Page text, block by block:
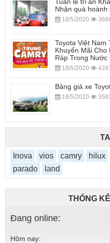
Nhận quà hoành
18/5/2020
Toyota Việt
Khuyến Mãi Cho
Ráp Trong Nước
18/5/2020
Bảng giá xe
18/5/2020
Inova vios camry hilux
parado
land
THỐNG
Đang online:
Hôm nay: